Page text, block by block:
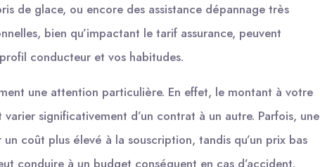
de glace, ou encore des assistance dépannage très
bien qu’impactant le tarif assurance, peuvent
conducteur et vos habitudes.
une attention particulière. En effet, le montant à votre
significativement d’un contrat à un autre. Parfois, une
coût plus élevé à la souscription, tandis qu’un prix bas
conduire à un budget conséquent en cas d’accident.